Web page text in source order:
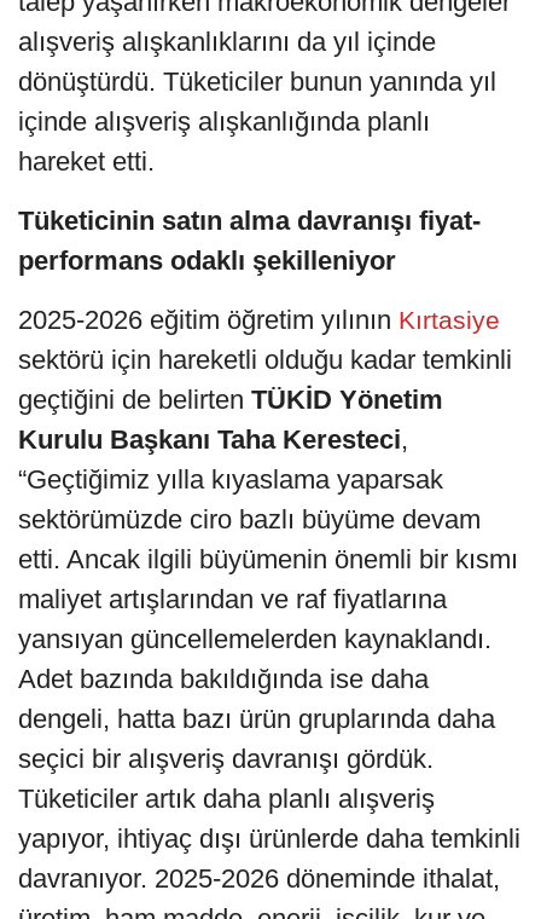
alışveriş alışkanlıklarını da yıl içinde
dönüştürdü. Tüketiciler bunun yanında yıl
içinde alışveriş alışkanlığında planlı
hareket etti.
Tüketicinin satın alma davranışı fiyat-
performans odaklı şekilleniyor
2025-2026 eğitim öğretim yılının Kırtasiye
sektörü için hareketli olduğu kadar temkinli
geçtiğini de belirten TÜKİD Yönetim
Kurulu Başkanı Taha Keresteci,
“Geçtiğimiz yılla kıyaslama yaparsak
sektörümüzde ciro bazlı büyüme devam
etti. Ancak ilgili büyümenin önemli bir kısmı
maliyet artışlarından ve raf fiyatlarına
yansıyan güncellemelerden kaynaklandı.
Adet bazında bakıldığında ise daha
dengeli, hatta bazı ürün gruplarında daha
seçici bir alışveriş davranışı gördük.
Tüketiciler artık daha planlı alışveriş
yapıyor, ihtiyaç dışı ürünlerde daha temkinli
davranıyor. 2025-2026 döneminde ithalat,